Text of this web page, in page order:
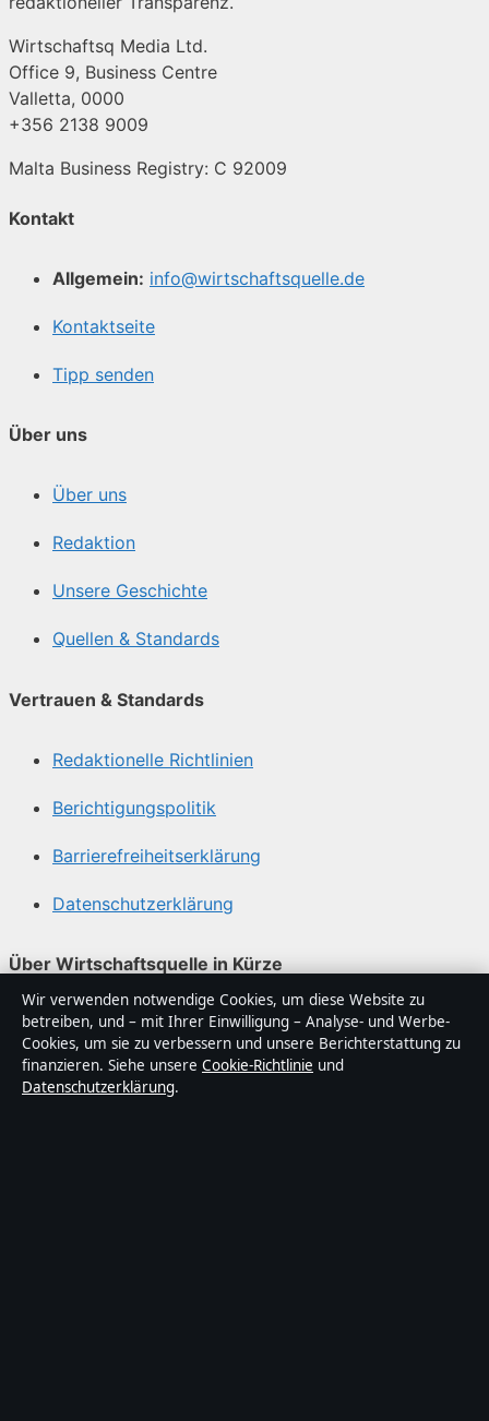
Wirtschaftsq Media Ltd.
Office 9, Business Centre
Valletta, 0000
+356 2138 9009
Malta Business Registry: C 92009
Kontakt
Allgemein: info@wirtschaftsquelle.de
Kontaktseite
Tipp senden
Über uns
Über uns
Redaktion
Unsere Geschichte
Quellen & Standards
Vertrauen & Standards
Redaktionelle Richtlinien
Berichtigungspolitik
Barrierefreiheitserklärung
Datenschutzerklärung
Über Wirtschaftsquelle in Kürze
Wirtschaftsquelle ist ein unabhängiger digitaler
Nachrichtenanbieter mit Fokus auf Politik, Wirtschaft,
Technik und Gesellschaft in Deutschland. Jeder Artikel
trägt eine Byline, wird von einem Redakteur geprüft und
Wir verwenden notwendige Cookies, um diese Website zu
betreiben, und – mit Ihrer Einwilligung – Analyse- und Werbe-
Cookies, um sie zu verbessern und unsere Berichterstattung zu
finanzieren. Siehe unsere Cookie-Richtlinie und
Datenschutzerklärung.